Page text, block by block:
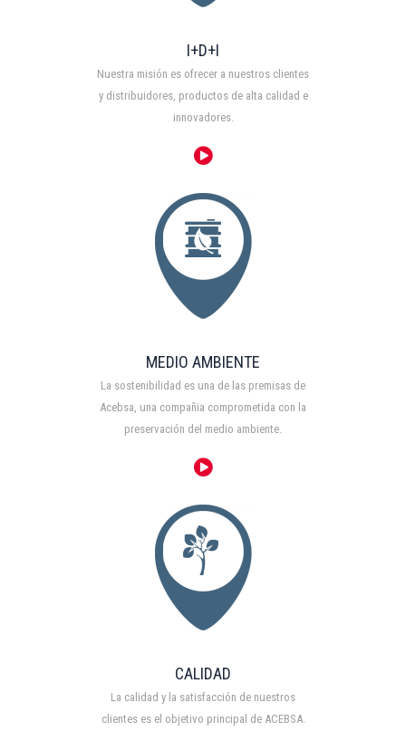
I+D+I
Nuestra misión es ofrecer a nuestros clientes
y distribuidores, productos de alta calidad e
innovadores.
MEDIO AMBIENTE
La sostenibilidad es una de las premisas de
Acebsa, una compañia comprometida con la
preservación del medio ambiente.
CALIDAD
La calidad y la satisfacción de nuestros
clientes es el objetivo principal de ACEBSA.